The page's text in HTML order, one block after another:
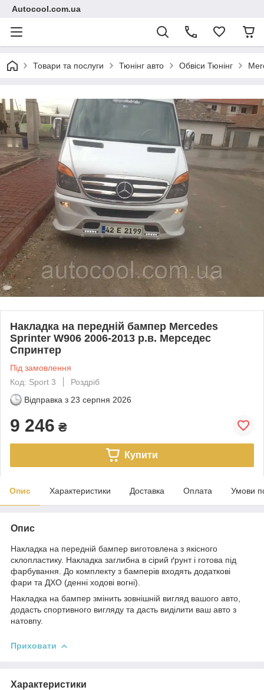
Autocool.com.ua
Товари та послуги Тюнінг авто Обвіси Тюнінг
Накладка на передній бампер Mercedes
Sprinter W906 2006-2013 р.в. Мерседес
Спринтер
Під замовлення
Код: Sport 3
Роздріб
Відправка з 23 серпня 2026
9 246 ₴
Купити
Опис Характеристики Доставка Оплата Умови
Опис
Накладка на передній бампер виготовлена з якісного
склопластику. Накладка заглибна в сірий ґрунт і готова під
фарбування. До комплекту з бамперів входять додаткові
фари та ДХО (денні ходові вогні).
Накладка на бампер змінить зовнішній вигляд вашого авто,
додасть спортивного вигляду та дасть виділити ваш авто з
натовпу.
Приховати
Характеристики